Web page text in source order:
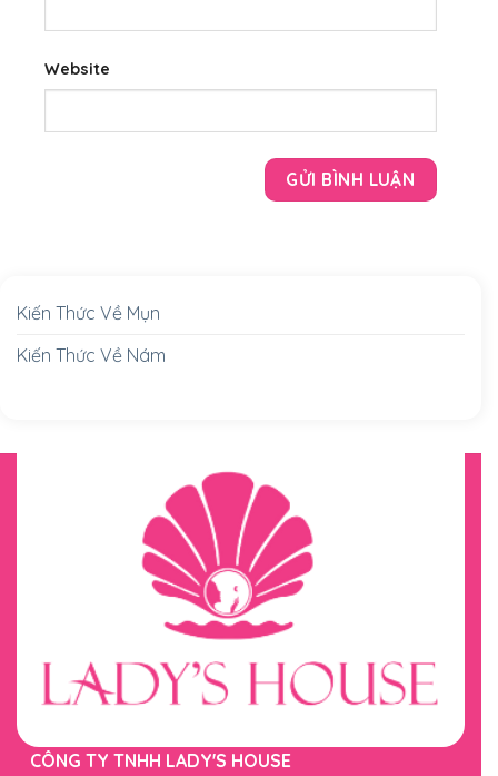
Website
Kiến Thức Về Mụn
Kiến Thức Về Nám
CÔNG TY TNHH LADY'S HOUSE